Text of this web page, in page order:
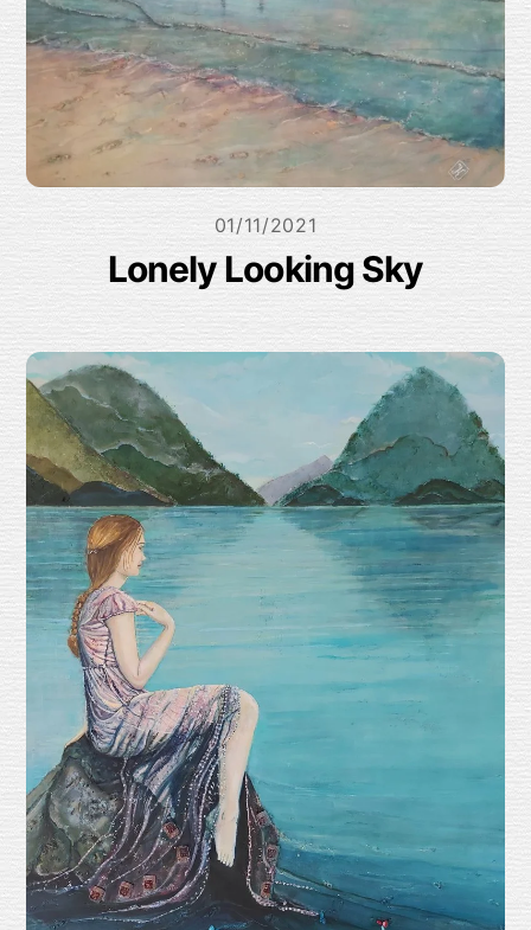
01/11/2021
Lonely Looking Sky